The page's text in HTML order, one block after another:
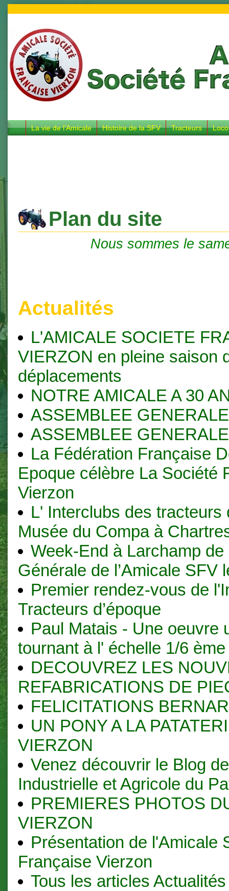
La vie de l’Amicale Histoire de la SFV Tracteurs
Plan du site
Nous sommes le
Actualités
L'AMICALE SOCIETE
VIERZON en pleine saison
déplacements
NOTRE AMICALE A 30
ASSEMBLEE
ASSEMBLEE
La Fédération Française
Epoque célèbre La Société
Vierzon
L' Interclubs des tracteurs
Musée du Compa à
Week-End à Larchamp de
Générale de l’Amicale SFV
Premier rendez-vous de
Tracteurs d’époque
Paul Matais - Une oeuvre
tournant à l' échelle 1/6 ème
DECOUVREZ LES
REFABRICATIONS DE
FELICITATIONS
UN PONY A LA
VIERZON
Venez découvrir le Blog
Industrielle et Agricole du
PREMIERES PHOTOS
VIERZON
Présentation de l'Amicale
Française Vierzon
Tous les articles Actualités